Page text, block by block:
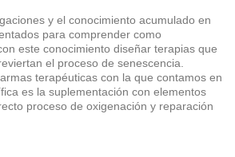
y el conocimiento acumulado en
para comprender como
este conocimiento diseñar terapias que
el proceso de senescencia.
terapéuticas con la que contamos en
es la suplementación con elementos
proceso de oxigenación y reparación